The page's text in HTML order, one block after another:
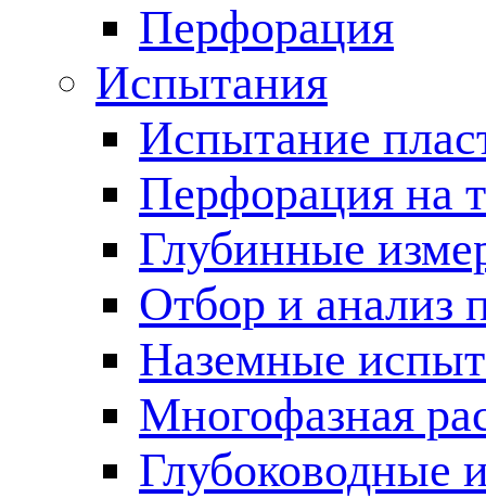
Перфорация
Испытания
Испытание
Перфорация на
Глубинные
Отбор и анализ
Наземные
Многофазная
Глубоководные